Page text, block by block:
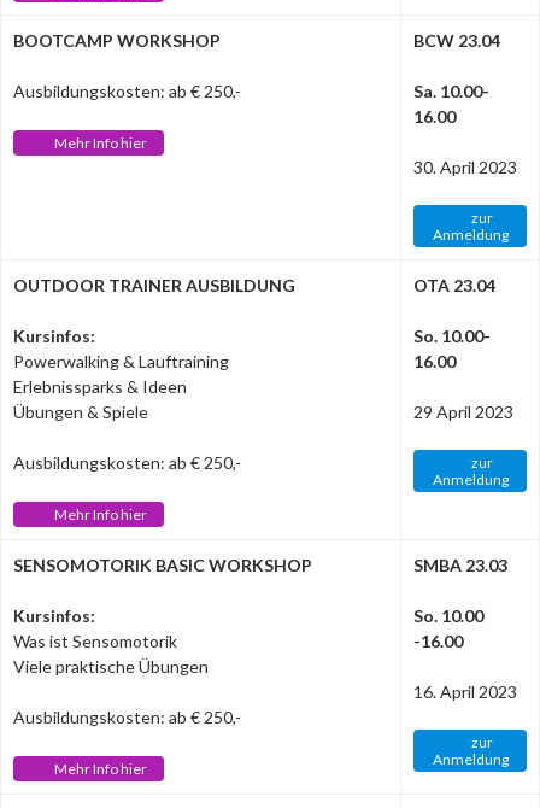
BOOTCAMP WORKSHOP
Ausbildungskosten: ab € 250,-
Mehr Info hier
BCW 23.04
Sa. 10.00-
16.00
30. April 2023
zur
Anmeldung
OUTDOOR TRAINER AUSBILDUNG
Kursinfos:
Powerwalking & Lauftraining
Erlebnissparks & Ideen
Übungen & Spiele
Ausbildungskosten: ab € 250,-
Mehr Info hier
OTA 23.04
So. 10.00-
16.00
29 April 2023
zur
Anmeldung
SENSOMOTORIK BASIC WORKSHOP
Kursinfos:
Was ist Sensomotorik
Viele praktische Übungen
Ausbildungskosten: ab € 250,-
Mehr Info hier
SMBA 23.03
So. 10.00
-16.00
16. April 2023
zur
Anmeldung